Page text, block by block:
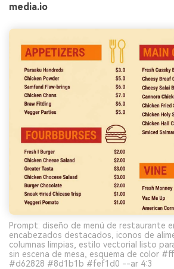
media.io
Prompt: diseño de menú de restaurante
encabezados destacados, iconos de
columnas limpias, estilo vectorial listo
sin escena de mesa, esquema de color
#d62828 #8d1b1b #fef1d0 --ar 4:3